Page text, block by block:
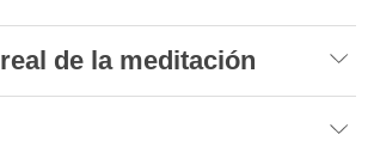
de la meditación